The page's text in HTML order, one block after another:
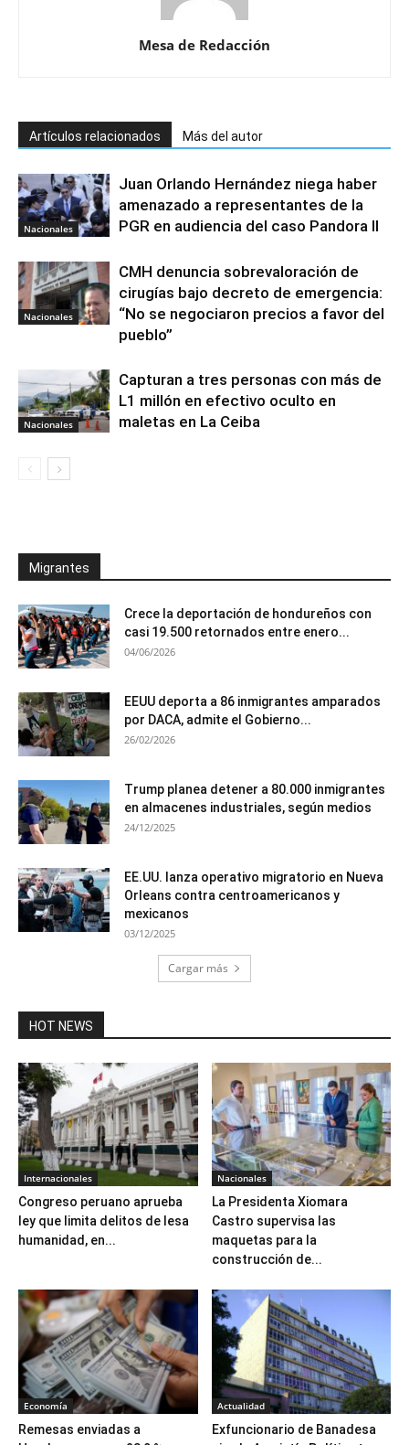
Mesa de Redacción
Artículos relacionados Más del autor
Nacionales
Juan Orlando Hernández niega haber
amenazado a representantes de la
PGR en audiencia del caso Pandora II
Nacionales
CMH denuncia sobrevaloración de
cirugías bajo decreto de emergencia:
“No se negociaron precios a favor del
pueblo”
Nacionales
Capturan a tres personas con más de
L1 millón en efectivo oculto en
maletas en La Ceiba
Migrantes
Crece la deportación de hondureños con
casi 19.500 retornados entre enero...
04/06/2026
EEUU deporta a 86 inmigrantes amparados
por DACA, admite el Gobierno...
26/02/2026
Trump planea detener a 80.000 inmigrantes
en almacenes industriales, según medios
24/12/2025
EE.UU. lanza operativo migratorio en Nueva
Orleans contra centroamericanos y
mexicanos
03/12/2025
Cargar más
HOT NEWS
Internacionales
Congreso peruano aprueba
ley que limita delitos de lesa
humanidad, en...
Nacionales
La Presidenta Xiomara
Castro supervisa las
maquetas para la
construcción de...
Economía
Remesas enviadas a
Actualidad
Exfuncionario de Banadesa